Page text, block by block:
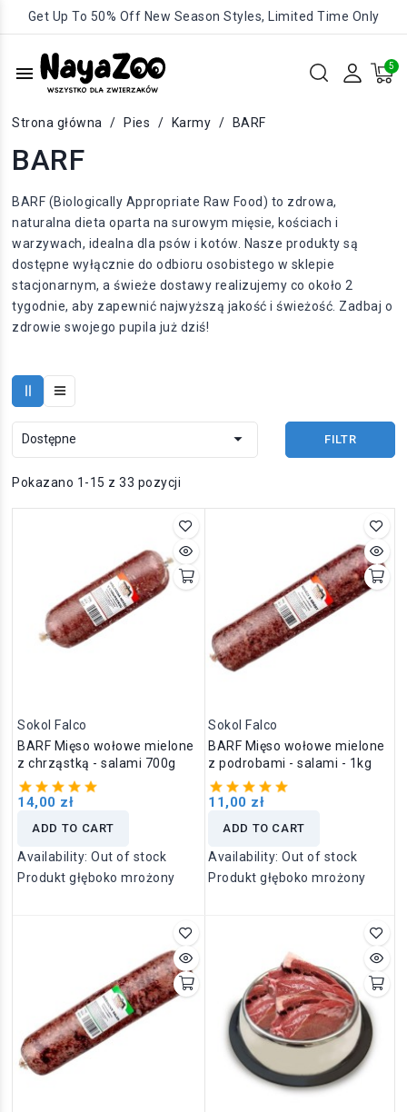
Get Up To 50% Off New Season Styles, Limited Time Only
menu
Strona główna Pies Karmy BARF
BARF
BARF (Biologically Appropriate Raw Food) to zdrowa,
naturalna dieta oparta na surowym mięsie, kościach i
warzywach, idealna dla psów i kotów. Nasze produkty są
dostępne wyłącznie do odbioru osobistego w sklepie
stacjonarnym, a świeże dostawy realizujemy co około 2
tygodnie, aby zapewnić najwyższą jakość i świeżość. Zadbaj o
zdrowie swojego pupila już dziś!
Dostępne  FILTR
Pokazano 1-15 z 33 pozycji
Sokol Falco
BARF Mięso wołowe mielone
z chrząstką - salami 700g
14,00 zł
ADD TO CART
Availability:Out of stock
Produkt głęboko mrożony
Sokol Falco
BARF Mięso wołowe mielone
z podrobami - salami - 1kg
11,00 zł
ADD TO CART
Availability: Out of stock
Produkt głęboko mrożony